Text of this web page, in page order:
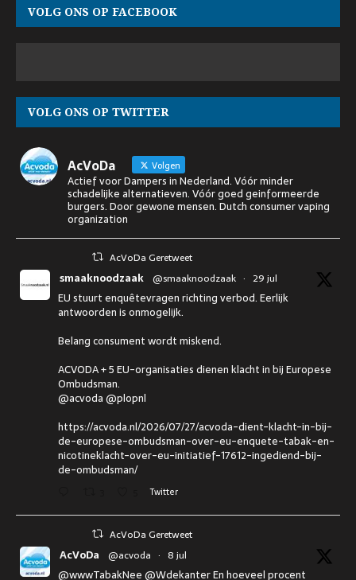
VOLG ONS OP FACEBOOK
VOLG ONS OP TWITTER
AcVoDa Volgen
Actief voor Dampers in Nederland. Vóór minder
schadelijke alternatieven. Vóór goed geinformeerde
burgers. Door gewone mensen. Dutch consumer vaping
organization
AcVoDa Geretweet
smaaknoodzaak @smaaknoodzaak · 29 jul
EU stuurt enquêtevragen richting verbod. Eerlijk
antwoorden is onmogelijk.
Belang consument wordt miskend.
ACVODA + 5 EU-organisaties dienen klacht in bij Europese
Ombudsman.
@acvoda @plopnl
https://acvoda.nl/2026/07/27/acvoda-dient-klacht-in-bij-
de-europese-ombudsman-over-eu-enquete-tabak-en-
nicotineklacht-over-eu-initiatief-17612-ingediend-bij-
de-ombudsman/
Twitter
AcVoDa Geretweet
AcVoDa @acvoda · 8 jul
@wwwTabakNee @Wdekanter En hoeveel procent